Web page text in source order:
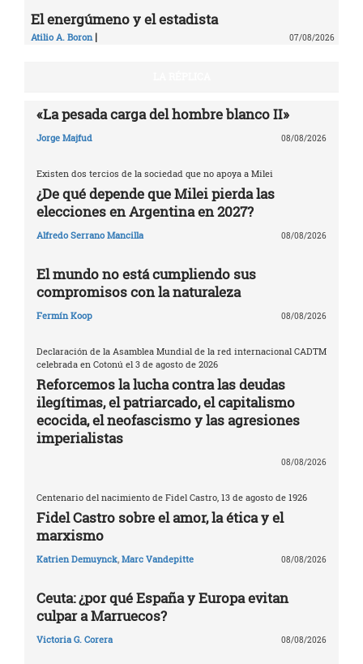
El energúmeno y el estadista
Atilio A. Boron | 07/08/2026
«La pesada carga del hombre blanco II»
Jorge Majfud 08/08/2026
Existen dos tercios de la sociedad que no apoya a Milei
¿De qué depende que Milei pierda las
elecciones en Argentina en 2027?
Alfredo Serrano Mancilla 08/08/2026
El mundo no está cumpliendo sus
compromisos con la naturaleza
Fermín Koop 08/08/2026
Declaración de la Asamblea Mundial de la red internacional CADTM
celebrada en Cotonú el 3 de agosto de 2026
Reforcemos la lucha contra las deudas
ilegítimas, el patriarcado, el capitalismo
ecocida, el neofascismo y las agresiones
imperialistas
08/08/2026
Centenario del nacimiento de Fidel Castro, 13 de agosto de 1926
Fidel Castro sobre el amor, la ética y el
marxismo
Katrien Demuynck, Marc Vandepitte 08/08/2026
Ceuta: ¿por qué España y Europa evitan
culpar a Marruecos?
Victoria G. Corera 08/08/2026